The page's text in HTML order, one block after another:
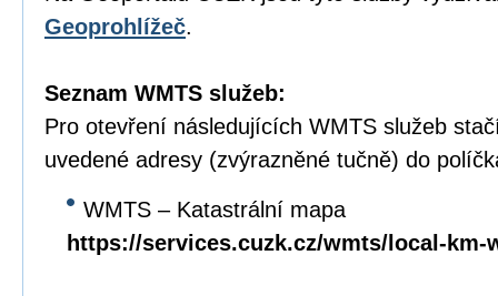
Geoprohlížeč.
Seznam WMTS služeb:
Pro otevření následujících WMTS služeb
uvedené adresy (zvýrazněné tučně) do
WMTS – Katastrální mapa
https://services.cuzk.cz/wmts/local-km-